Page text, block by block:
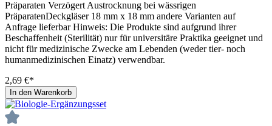
Präparaten Verzögert Austrocknung bei wässrigen
PräparatenDeckgläser 18 mm x 18 mm andere Varianten auf
Anfrage lieferbar Hinweis: Die Produkte sind aufgrund ihrer
Beschaffenheit (Sterilität) nur für universitäre Praktika geeignet und
nicht für medizinische Zwecke am Lebenden (weder tier- noch
humanmedizinischen Einatz) verwendbar.
2,69 €*
In den Warenkorb